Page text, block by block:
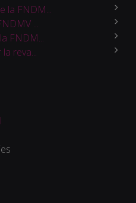
la FNDM...
...
FNDM...
reva...